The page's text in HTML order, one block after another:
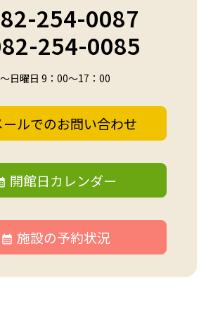
254-0087
254-0085
日曜日 9：00～17：00
ールでのお問い合わせ
開館日カレンダー
施設の予約状況